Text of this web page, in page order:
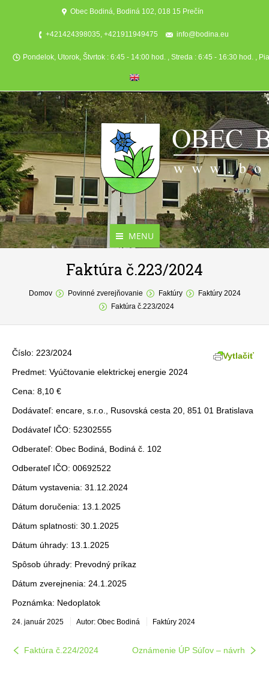
Obec Bodiná, Bodiná 102, 018 15 Prečín
+421424398035, +421911949475 info@bodina.eu
Pondelok, Utorok, Štvrtok : 6:45 - 14:00 hod. , Streda : 6:45 - 16:30 hod. ,
MENU
Aktuality
O obci
Formuláre
Kontakt
Faktúra č.223/2024
You are here:
Domov Povinné zverejňovanie Faktúry
Faktúry 2024
Faktúra č.223/2024
Vytlačiť
Číslo: 223/2024
Predmet: Vyúčtovanie elektrickej energie 2024
Cena: 8,10 €
Dodávateľ: encare, s.r.o., Rusovská cesta 20, 851 01 Bratislava
Dodávateľ IČO: 52302555
Odberateľ: Obec Bodiná, Bodiná č. 102
Odberateľ IČO: 00692522
Dátum vystavenia: 31.12.2024
Dátum doručenia: 13.1.2025
Dátum splatnosti: 30.1.2025
Dátum úhrady: 13.1.2025
Spôsob úhrady: Prevodný príkaz
Dátum zverejnenia: 24.1.2025
Poznámka: Nedoplatok
24. január 2025 Autor: Obec Bodiná Faktúry 2024
Faktúra č.224/2024 Oznámenie ÚP Súľov – návrh